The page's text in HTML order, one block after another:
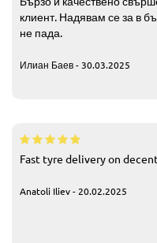
клиент. Надявам се за в
не пада.
Илиан Баев - 30.03.2025
Fast tyre delivery on
Anatoli Iliev - 20.02.2025